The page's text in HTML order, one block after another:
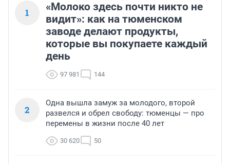
1
«Молоко здесь почти никто не
видит»: как на тюменском
заводе делают продукты,
которые вы покупаете каждый
день
97 981 144
2
Одна вышла замуж за молодого, второй
развелся и обрел свободу: тюменцы — про
перемены в жизни после 40 лет
30 620 50